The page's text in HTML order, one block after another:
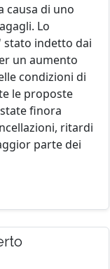
causa di uno
Lo
stato indetto dai
un aumento
condizioni di
le proposte
finora
ritardi
parte dei